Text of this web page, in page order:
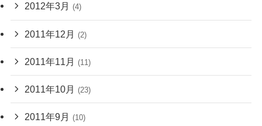
2012年3月 (4)
2011年12月 (2)
2011年11月 (11)
2011年10月 (23)
2011年9月 (10)